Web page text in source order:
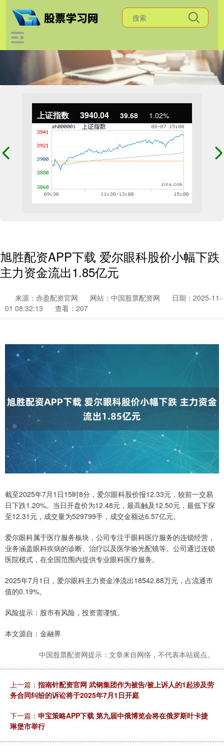
上证指数 3940.04 39.68 1.02%
旭胜配资APP下载 爱尔眼科股价小幅下跌
主力资金流出1.85亿元
来源：赤盈配资官网 网站：中国股票配资网
日期：2025-11-
01 08:32:13
查看：207
截至2025年7月1日15时8分，爱尔眼科股价报12.33元，较前一交易
日下跌1.20%。当日开盘价为12.48元，最高触及12.50元，最低下探
至12.31元，成交量为529799手，成交金额达6.57亿元。
爱尔眼科属于医疗服务板块，公司专注于眼科医疗服务的连锁经营，
业务涵盖眼科疾病的诊断、治疗以及医学验光配镜等。公司通过连锁
医院模式，在全国范围内提供专业眼科医疗服务。
2025年7月1日，爱尔眼科主力资金净流出18542.88万元，占流通市
值的0.19%。
风险提示：股市有风险，投资需谨慎。
本文源自：金融界
中国股票配资网提示：文章来自网络，不代表本站观点。
上一篇： 指南针配资官网 武钢集团作为被告/被上诉人的1起涉及劳
务合同纠纷的诉讼将于2025年7月1日开庭
下一篇： 申宝策略APP下载 第九届中俄博览会将在俄罗斯叶卡捷
琳堡市举行